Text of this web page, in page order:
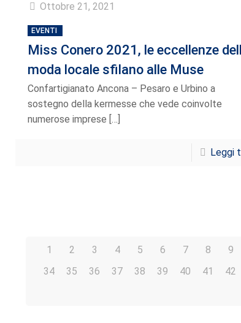
Ottobre 21, 2021
EVENTI
Miss Conero 2021, le eccellenze
moda locale sfilano alle Muse
Confartigianato Ancona – Pesaro e Urbino a
sostegno della kermesse che vede coinvolte
numerose imprese […]
Leggi
1 2 3 4 5 6 7 8 9
34
35 36 37 38 39 40 41 42